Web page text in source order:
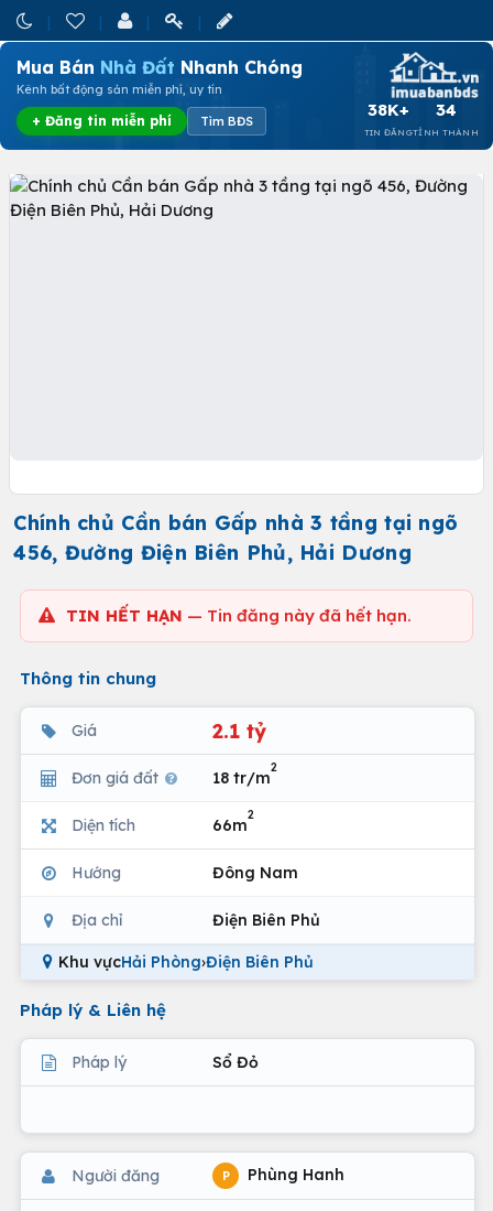
Mua Bán Nhà Đất Nhanh Chóng
Kênh bất động sản miễn phí, uy tín
+ Đăng tin miễn phí Tìm BĐS
38K+
TIN ĐĂNG
34
TỈNH THÀNH
Chính chủ Cần bán Gấp nhà 3 tầng tại ngõ
456, Đường Điện Biên Phủ, Hải Dương
TIN HẾT HẠN — Tin đăng này đã hết hạn.
Thông tin chung
Giá 2.1 tỷ
Đơn giá đất 18 tr/m
2
Diện tích 66m
2
Hướng Đông Nam
Địa chỉ Điện Biên Phủ
Khu vựcHải Phòng›Điện Biên Phủ
Pháp lý & Liên hệ
Pháp lý Sổ Đỏ
Người đăng P Phùng Hanh